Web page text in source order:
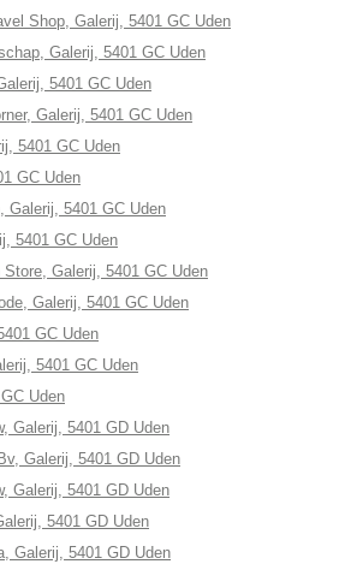
Shop, Galerij, 5401 GC Uden
Galerij, 5401 GC Uden
5401 GC Uden
Galerij, 5401 GC Uden
5401 GC Uden
GC Uden
Galerij, 5401 GC Uden
5401 GC Uden
Galerij, 5401 GC Uden
Galerij, 5401 GC Uden
GC Uden
5401 GC Uden
Uden
Galerij, 5401 GD Uden
Galerij, 5401 GD Uden
Galerij, 5401 GD Uden
5401 GD Uden
Galerij, 5401 GD Uden